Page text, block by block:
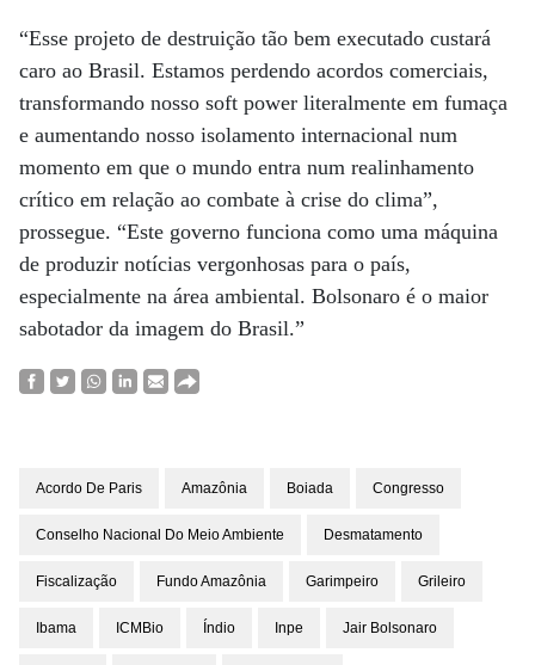
“Esse projeto de destruição tão bem executado custará
caro ao Brasil. Estamos perdendo acordos comerciais,
transformando nosso soft power literalmente em fumaça
e aumentando nosso isolamento internacional num
momento em que o mundo entra num realinhamento
crítico em relação ao combate à crise do clima”,
prossegue. “Este governo funciona como uma máquina
de produzir notícias vergonhosas para o país,
especialmente na área ambiental. Bolsonaro é o maior
sabotador da imagem do Brasil.”
Acordo De Paris Amazônia Boiada Congresso
Conselho Nacional Do Meio Ambiente Desmatamento
Fiscalização Fundo Amazônia Garimpeiro Grileiro
Ibama ICMBio Índio Inpe Jair Bolsonaro